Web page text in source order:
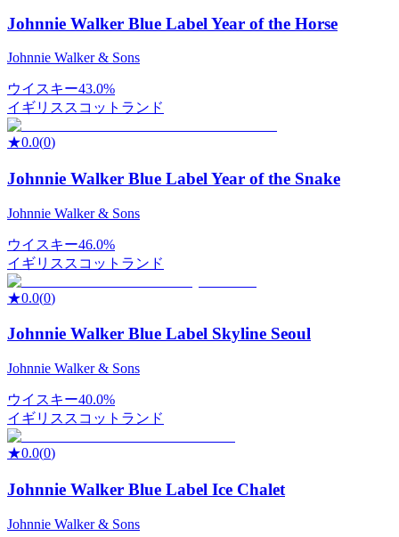
Johnnie Walker Blue Label Year of the Horse
Johnnie Walker & Sons
ウイスキー43.0%
イギリス スコットランド
★0.0(0)
Johnnie Walker Blue Label Year of the Snake
Johnnie Walker & Sons
ウイスキー46.0%
イギリス スコットランド
★0.0(0)
Johnnie Walker Blue Label Skyline Seoul
Johnnie Walker & Sons
ウイスキー40.0%
イギリス スコットランド
★0.0(0)
Johnnie Walker Blue Label Ice Chalet
Johnnie Walker & Sons